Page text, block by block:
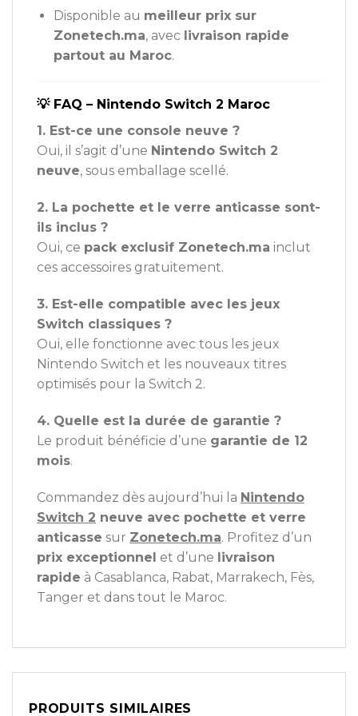
Disponible au meilleur prix sur
Zonetech.ma, avec livraison rapide
partout au Maroc.
💡 FAQ – Nintendo Switch 2 Maroc
1. Est-ce une console neuve ?
Oui, il s’agit d’une Nintendo Switch 2
neuve, sous emballage scellé.
2. La pochette et le verre anticasse sont-
ils inclus ?
Oui, ce pack exclusif Zonetech.ma inclut
ces accessoires gratuitement.
3. Est-elle compatible avec les jeux
Switch classiques ?
Oui, elle fonctionne avec tous les jeux
Nintendo Switch et les nouveaux titres
optimisés pour la Switch 2.
4. Quelle est la durée de garantie ?
Le produit bénéficie d’une garantie de 12
mois.
Commandez dès aujourd’hui la Nintendo
Switch 2 neuve avec pochette et verre
anticasse sur Zonetech.ma. Profitez d’un
prix exceptionnel et d’une livraison
rapide à Casablanca, Rabat, Marrakech, Fès,
Tanger et dans tout le Maroc.
PRODUITS SIMILAIRES